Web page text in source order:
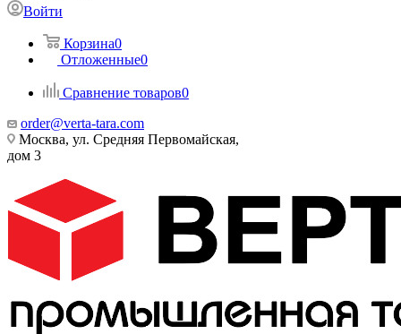
Войти
Корзина0
Отложенные0
Сравнение товаров0
order@verta-tara.com
Москва, ул. Средняя Первомайская,
дом 3